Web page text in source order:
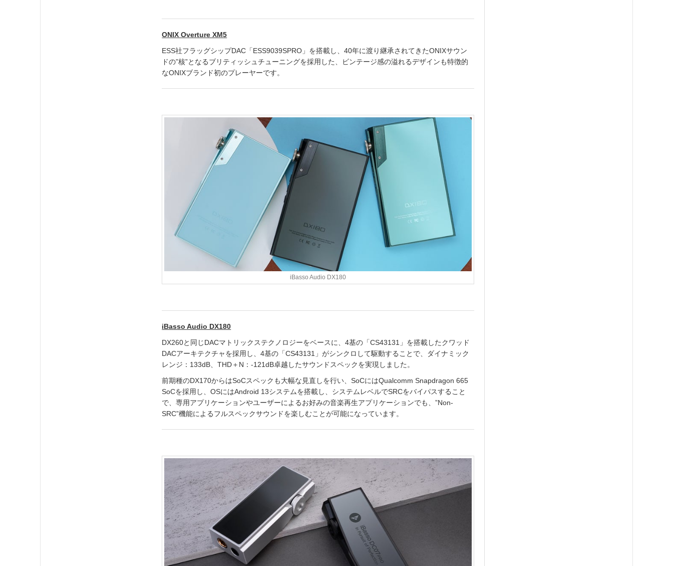
ONIX Overture XM5
ESS社フラッグシップDAC「ESS9039SPRO」を搭載し、40年に渡り継承されてきたONIXサウン
ドの”核”となるブリティッシュチューニングを採用した、ビンテージ感の溢れるデザインも特徴的
なONIXブランド初のプレーヤーです。
iBasso Audio DX180
iBasso Audio DX180
DX260と同じDACマトリックステクノロジーをベースに、4基の「CS43131」を搭載したクワッド
DACアーキテクチャを採⽤し、4基の「CS43131」がシンクロして駆動することで、ダイナミック
レンジ：133dB、THD＋N：-121dB卓越したサウンドスペックを実現しました。
前期種のDX170からはSoCスペックも⼤幅な⾒直しを⾏い、SoCにはQualcomm Snapdragon 665
SoCを採⽤し、OSにはAndroid 13システムを搭載し、システムレベルでSRCをバイパスすること
で、専⽤アプリケーションやユーザーによるお好みの⾳楽再⽣アプリケーションでも、”Non-
SRC”機能によるフルスペックサウンドを楽しむことが可能になっています。